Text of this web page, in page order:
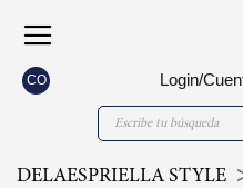
CO Login/
Search
DELAESPRIELLA STYLE